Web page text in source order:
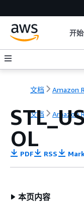
开
文档 Amazon
文档 Amazon
OL
PDF RSS
本页内容